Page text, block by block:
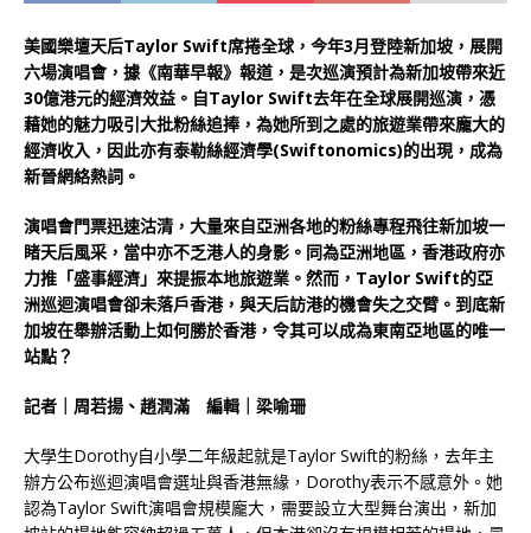
美國樂壇天后Taylor Swift席捲全球，今年3月登陸新加坡，展開
六場演唱會，據《南華早報》報道，是次巡演預計為新加坡帶來近
30億港元的經濟效益。自Taylor Swift去年在全球展開巡演，憑
藉她的魅力吸引大批粉絲追捧，為她所到之處的旅遊業帶來龐大的
經濟收入，因此亦有泰勒絲經濟學(Swiftonomics)的出現，成為
新晉網絡熱詞。
演唱會門票迅速沽清，大量來自亞洲各地的粉絲專程飛往新加坡一
睹天后風采，當中亦不乏港人的身影。同為亞洲地區，香港政府亦
力推「盛事經濟」來提振本地旅遊業。然而，Taylor Swift的亞
洲巡迴演唱會卻未落戶香港，與天后訪港的機會失之交臂。到底新
加坡在舉辦活動上如何勝於香港，令其可以成為東南亞地區的唯一
站點？
記者｜周若揚、趙潤滿 編輯｜梁喻珊
大學生Dorothy自小學二年級起就是Taylor Swift的粉絲，去年主
辦方公布巡迴演唱會選址與香港無緣，Dorothy表示不感意外。她
認為Taylor Swift演唱會規模龐大，需要設立大型舞台演出，新加